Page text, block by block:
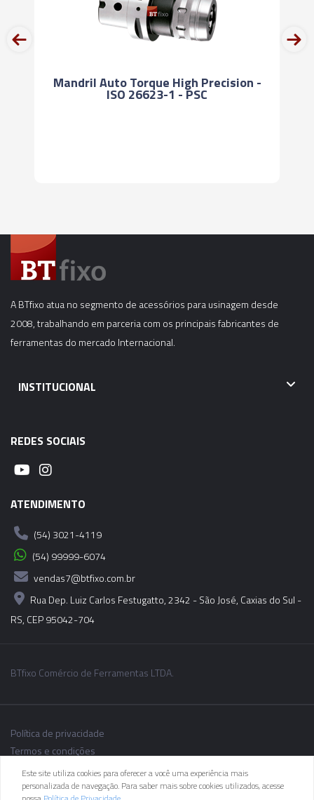
Mandril Auto Torque High Precision -
ISO 26623-1 - PSC
prev next
A BTfixo atua no segmento de acessórios para usinagem desde
2008, trabalhando em parceria com os principais fabricantes de
ferramentas do mercado Internacional.
INSTITUCIONAL
REDES SOCIAIS
ATENDIMENTO
(54) 3021-4119
(54) 99999-6074
vendas7@btfixo.com.br
Rua Dep. Luiz Carlos Festugatto, 2342 - São José, Caxias do Sul -
RS, CEP 95042-704
BTfixo Comércio de Ferramentas LTDA.
Política de privacidade
Termos e condições
Este site utiliza cookies para oferecer a você uma experiência mais
personalizada de navegação. Para saber mais sobre cookies utilizados, acesse